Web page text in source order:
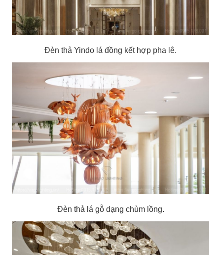
Đèn thả Yindo lá đồng kết hợp pha lê.
Đèn thả lá gỗ dạng chùm lồng.